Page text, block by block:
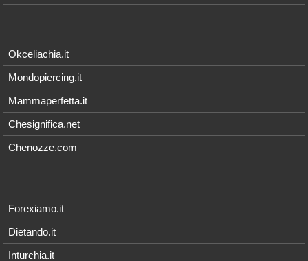
Okceliachia.it
Mondopiercing.it
Mammaperfetta.it
Chesignifica.net
Chenozze.com
Forexiamo.it
Dietando.it
Inturchia.it